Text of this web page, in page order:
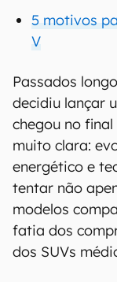
5 motivos
V
Passados
decidiu lançar
chegou no
muito clara:
energético e
tentar não
modelos
fatia dos
dos SUVs